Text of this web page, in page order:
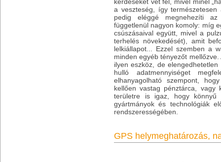
a veszteség, így
pedig eléggé megnehezíti
függetlenül nagyon komoly: míg
csúszásaival együtt, mivel a
terhelés növekedését), amit
lelkiállapot... Ezzel szemben a
minden egyéb tényezőt
ilyen eszköz, de
hulló adatmennyiséget
elhanyagolható szempont,
kellően vastag pénztárca, vagy
területre is igaz, hogy könnyű
gyártmányok és technológiák
rendszerességében.
GPS helymeghatározás,